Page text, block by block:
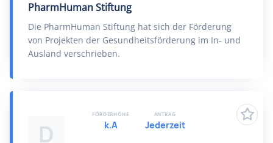
PharmHuman Stiftung
Die PharmHuman Stiftung hat sich der Förderung
von Projekten der Gesundheitsförderung im In- und
Ausland verschrieben.
D
FÖRDERHÖHE
k.A
ANTRAG
Jederzeit